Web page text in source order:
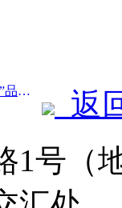
前一篇：中旅集团发布“中旅好时光”品牌，布局银发旅游市场
返
1号（